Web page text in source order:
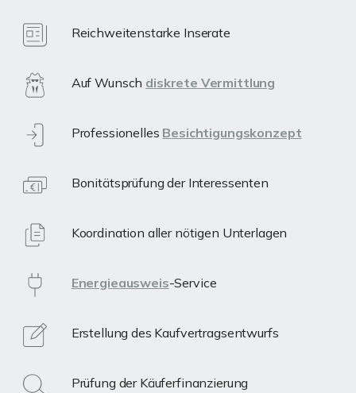
Reichweitenstarke Inserate
Auf Wunsch diskrete Vermittlung
Professionelles Besichtigungskonzept
Bonitätsprüfung der Interessenten
Koordination aller nötigen Unterlagen
Energieausweis-Service
Erstellung des Kaufvertragsentwurfs
Prüfung der Käuferfinanzierung